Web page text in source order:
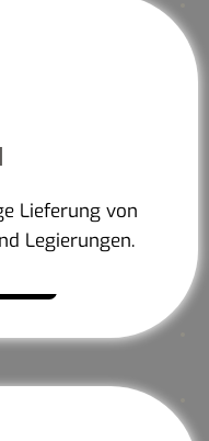
Lieferung von
Legierungen.